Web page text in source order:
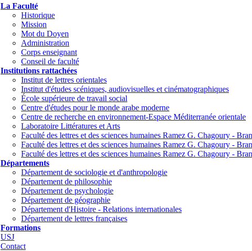
La Faculté
Historique
Mission
Mot du Doyen
Administration
Corps enseignant
Conseil de faculté
Institutions rattachées
Institut de lettres orientales
Institut d'études scéniques, audiovisuelles et cinématographiques
École supérieure de travail social
Centre d'études pour le monde arabe moderne
Centre de recherche en environnement-Espace Méditerranée orientale
Laboratoire Littératures et Arts
Faculté des lettres et des sciences humaines Ramez G. Chagoury -
Faculté des lettres et des sciences humaines Ramez G. Chagoury -
Faculté des lettres et des sciences humaines Ramez G. Chagoury -
Départements
Département de sociologie et d'anthropologie
Département de philosophie
Département de psychologie
Département de géographie
Département d'Histoire - Relations internationales
Département de lettres françaises
Formations
USJ
Contact